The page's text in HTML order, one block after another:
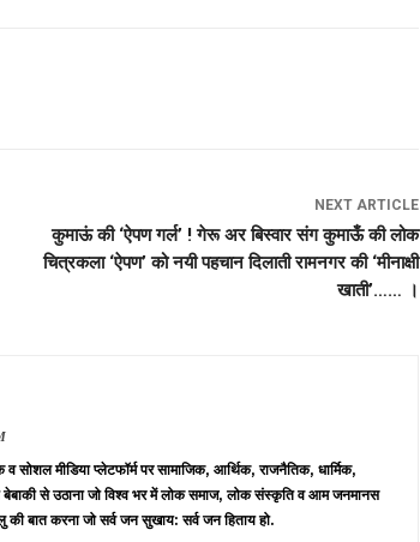
NEXT ARTICLE
कुमाऊं की ‘ऐपण गर्ल’ ! गेरू अर बिस्वार संग कुमाऊँ की लोक
चित्रकला ‘ऐपण’ को नयी पहचान दिलाती रामनगर की ‘मीनाक्षी
खाती’…… ।
सोशल मीडिया प्लेटफॉर्म पर सामाजिक, आर्थिक, राजनैतिक, धार्मिक,
बेबाकी से उठाना जो विश्व भर में लोक समाज, लोक संस्कृति व आम जनमानस
बात करना जो सर्व जन सुखाय: सर्व जन हिताय हो.